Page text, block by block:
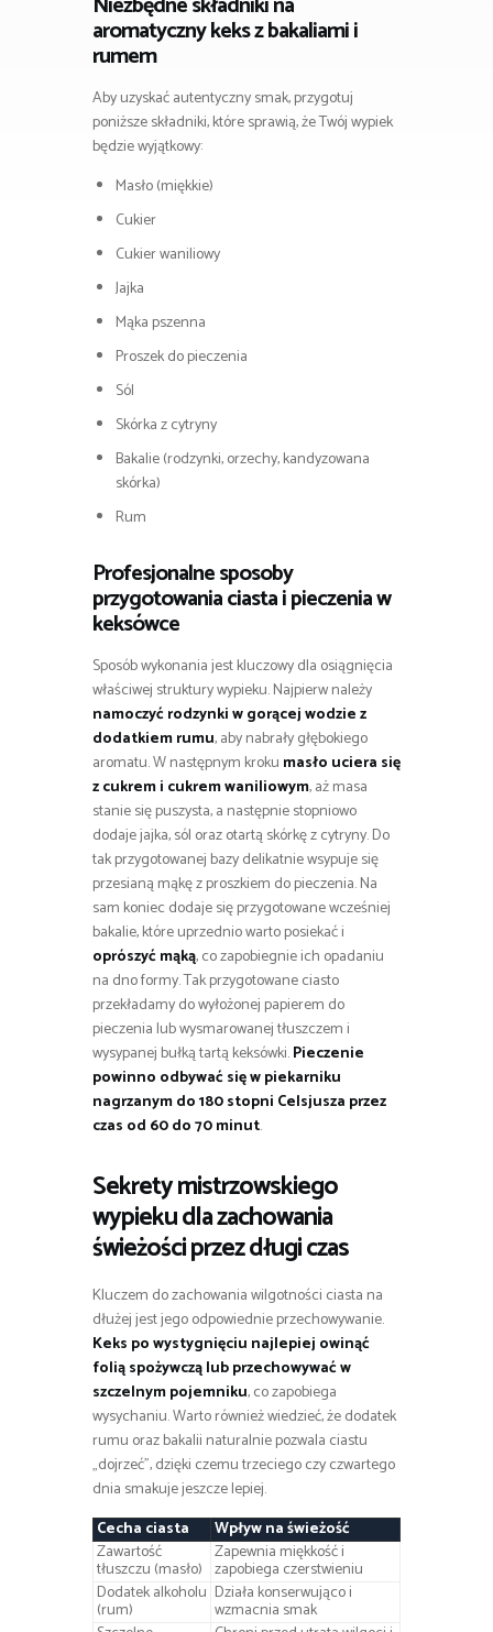
aromatyczny keks z bakaliami i
rumem
Aby uzyskać autentyczny smak, przygotuj
poniższe składniki, które sprawią, że Twój wypiek
będzie wyjątkowy:
Masło (miękkie)
Cukier
Cukier waniliowy
Jajka
Mąka pszenna
Proszek do pieczenia
Sól
Skórka z cytryny
Bakalie (rodzynki, orzechy, kandyzowana
skórka)
Rum
Profesjonalne sposoby
przygotowania ciasta i pieczenia w
keksówce
Sposób wykonania jest kluczowy dla osiągnięcia
właściwej struktury wypieku. Najpierw należy
namoczyć rodzynki w gorącej wodzie z
dodatkiem rumu, aby nabrały głębokiego
aromatu. W następnym kroku masło uciera się
z cukrem i cukrem waniliowym, aż masa
stanie się puszysta, a następnie stopniowo
dodaje jajka, sól oraz otartą skórkę z cytryny. Do
tak przygotowanej bazy delikatnie wsypuje się
przesianą mąkę z proszkiem do pieczenia. Na
sam koniec dodaje się przygotowane wcześniej
bakalie, które uprzednio warto posiekać i
oprószyć mąką, co zapobiegnie ich opadaniu
na dno formy. Tak przygotowane ciasto
przekładamy do wyłożonej papierem do
pieczenia lub wysmarowanej tłuszczem i
wysypanej bułką tartą keksówki.Pieczenie
powinno odbywać się w piekarniku
nagrzanym do 180 stopni Celsjusza przez
czas od 60 do 70 minut.
Sekrety mistrzowskiego
wypieku dla zachowania
świeżości przez długi czas
Kluczem do zachowania wilgotności ciasta na
dłużej jest jego odpowiednie przechowywanie.
Keks po wystygnięciu najlepiej owinąć
folią spożywczą lub przechowywać w
szczelnym pojemniku, co zapobiega
wysychaniu. Warto również wiedzieć, że dodatek
rumu oraz bakalii naturalnie pozwala ciastu
„dojrzeć”, dzięki czemu trzeciego czy czwartego
dnia smakuje jeszcze lepiej.
Cecha ciasta
Wpływ na świeżość
Zawartość
tłuszczu (masło)
Zapewnia miękkość i
zapobiega czerstwieniu
Dodatek alkoholu
(rum)
Działa konserwująco i
wzmacnia smak